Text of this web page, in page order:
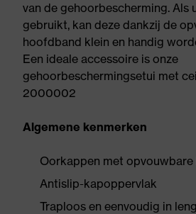
van de gehoorbescherming. Als
gebruikt, kan deze dankzij de
hoofdband klein en handig
Een ideale accessoire is onze
gehoorbeschermingsetui met
2000002
Algemene kenmerken
Oorkappen met
Antislip-kapoppervlak
Traploos en eenvoudig in